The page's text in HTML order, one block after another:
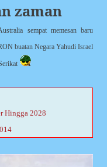
zaman
sempat memesan baru
buatan Negara Yahudi Israel
Hingga 2028